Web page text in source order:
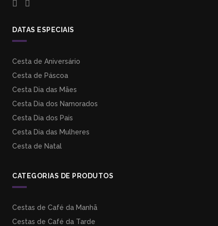
DATAS ESPECIAIS
Cesta de Aniversário
Cesta de Páscoa
Cesta Dia das Mães
Cesta Dia dos Namorados
Cesta Dia dos Pais
Cesta Dia das Mulheres
Cesta de Natal
CATEGORIAS DE PRODUTOS
Cestas de Café da Manhã
Cestas de Café da Tarde